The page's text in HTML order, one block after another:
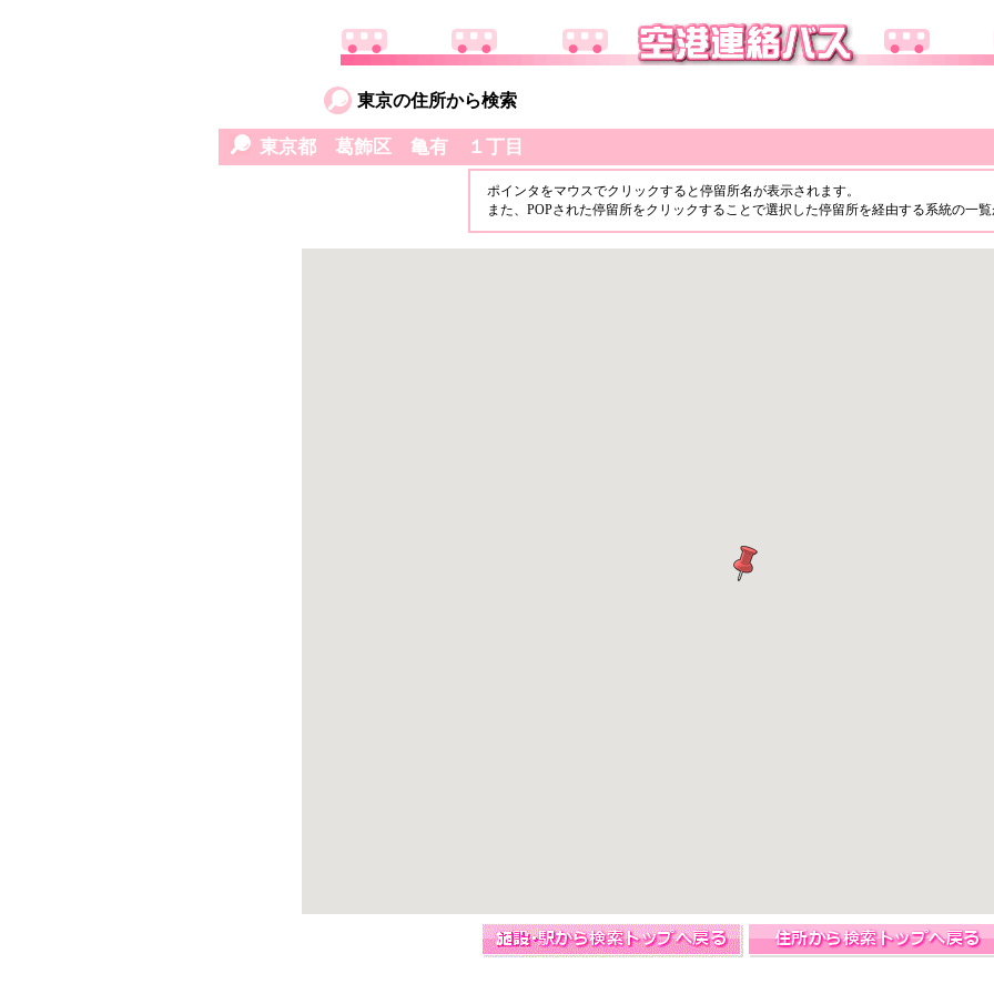
東京の住所から検索
東京都 葛飾区 亀有 １丁目
ポインタをマウスでクリックすると停留所名が表示されます。
また、POPされた停留所をクリックすることで選択した停留所を経由する系統の一覧